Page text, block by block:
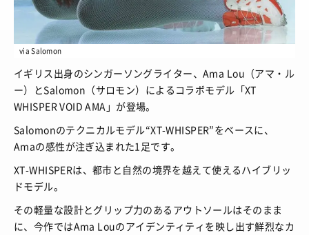
via Salomon
イギリス出身のシンガーソングライター、Ama Lou（アマ・ル
ー）とSalomon（サロモン）によるコラボモデル「XT
WHISPER VOID AMA」が登場。
Salomonのテクニカルモデル“XT-WHISPER”をベースに、
Amaの感性が注ぎ込まれた1足です。
XT-WHISPERは、都市と自然の境界を越えて使えるハイブリッ
ドモデル。
その軽量な設計とグリップ力のあるアウトソールはそのまま
に、今作ではAma Louのアイデンティティを映し出す鮮烈なカ